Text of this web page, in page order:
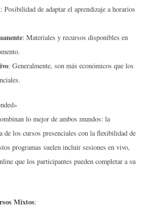
: Posibilidad de adaptar el aprendizaje a horarios
: Materiales y recursos disponibles en
: Generalmente, son más económicos que los
lo mejor de ambos mundos: la
de los cursos presenciales con la flexibilidad de
programas suelen incluir sesiones en vivo,
que los participantes pueden completar a su
Mixtos: